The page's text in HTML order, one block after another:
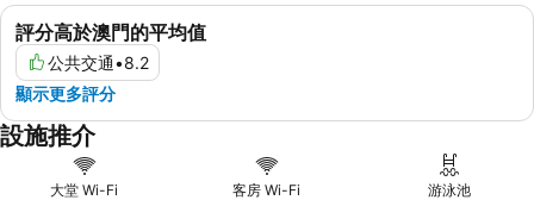
評分高於澳門的平均值
公共交通•8.2
顯示更多評分
設施推介
大堂 Wi-Fi 客房 Wi-Fi 游泳池